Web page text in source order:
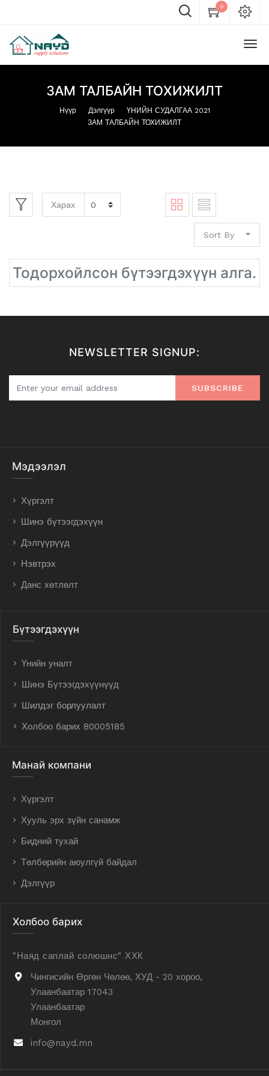
0
ЗАМ ТАЛБАЙН ТОХИЖИЛТ
Нүүр Дэлгүүр
ҮНИЙН СУДАЛГАА 2021
ЗАМ ТАЛБАЙН ТОХИЖИЛТ
Харах
Sort By
Тодорхойлсон бүтээгдэхүүн алга.
NEWSLETTER SIGNUP:
SUBSCRIBE
Мэдээлэл
Хүргэлт
Шинэ бүтээгдэхүүн
Дэлгүүрүүд
Нэвтрэх
Данс хөтлөлт
Бүтээгдэхүүн
Үнийн уналт
Шинэ Бүтээгдэхүүнүүд
Шилдэг борлуулалт
Холбоо барих 80005185
Манай компани
Хүргэлт
Хууль эрх зүйн санамж
Бидний тухай
Төлбөрийн аюулгүй байдал
Дэлгүүр
Холбоо барих
"Наяд саплай солюшнс" ХХК
Чингисийн Өргөн Чөлөө, ХУД - 20 хороо,
Улаанбаатар 17043
Улаанбаатар
Монгол
info@nayd.mn